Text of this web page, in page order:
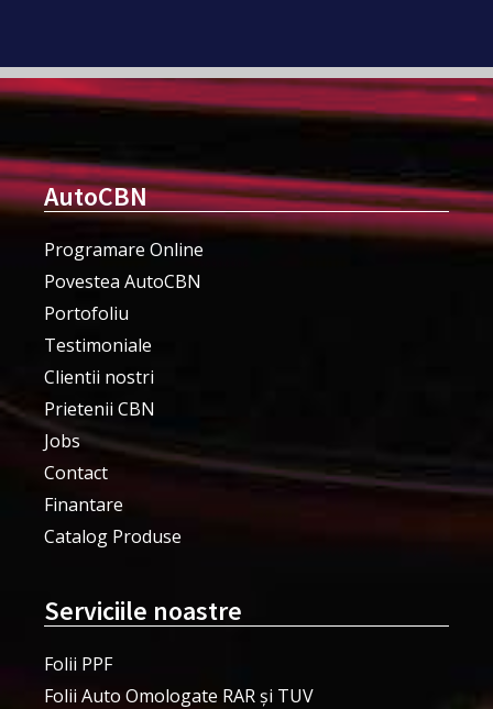
AutoCBN
Programare Online
Povestea AutoCBN
Portofoliu
Testimoniale
Clientii nostri
Prietenii CBN
Jobs
Contact
Finantare
Catalog Produse
Serviciile noastre
Folii PPF
Folii Auto Omologate RAR și TUV